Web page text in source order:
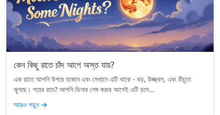
কেন কিছু রাতে চাঁদ আগে অস্ত যায়?
এক রাতে আপনি উপরে তাকান এবং সেখানে এটি থাকে - বড়, উজ্জ্বল, এবং উঁচুতে
ঝুলছে। পরের রাত? আপনি ডিনার শেষ করার আগেই এটি চলে...
আরও পড়ুন →